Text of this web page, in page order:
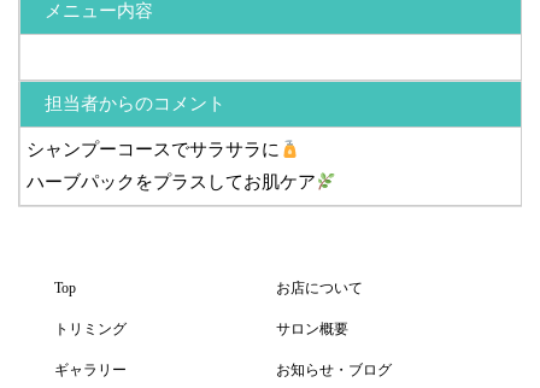
メニュー内容
担当者からのコメント
シャンプーコースでサラサラに
ハーブパックをプラスしてお肌ケア
Top お店について
トリミング サロン概要
ギャラリー お知らせ・ブログ